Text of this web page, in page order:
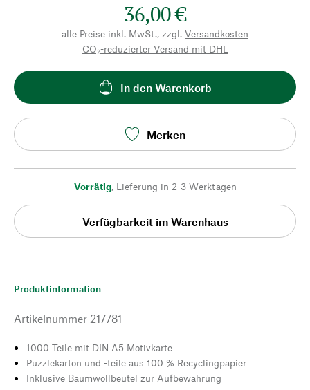
36,00 €
alle Preise inkl. MwSt., zzgl. Versandkosten
CO₂-reduzierter Versand mit DHL
In den Warenkorb
Merken
Vorrätig, Lieferung in 2-3 Werktagen
Verfügbarkeit im Warenhaus
Produktinformation
Artikelnummer 217781
1000 Teile mit DIN A5 Motivkarte
Puzzlekarton und -teile aus 100 % Recyclingpapier
Inklusive Baumwollbeutel zur Aufbewahrung